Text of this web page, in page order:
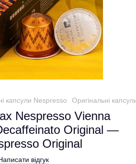
капсули Nespresso Оригінальні
Nespresso Vienna
Original —
Original
відгук